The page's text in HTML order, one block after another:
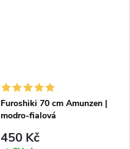
Furoshiki 70 cm Amunzen |
modro-fialová
450 Kč